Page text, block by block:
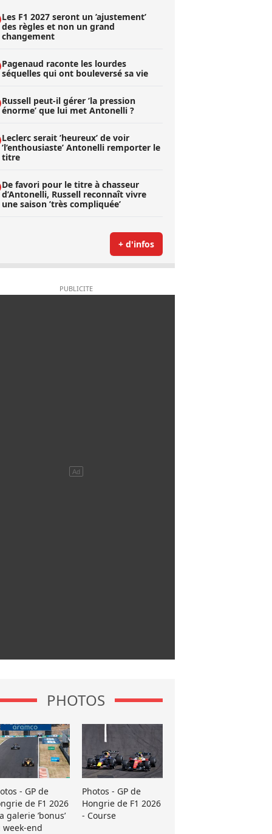
Les F1 2027 seront un ’ajustement’
des règles et non un grand
changement
Pagenaud raconte les lourdes
séquelles qui ont bouleversé sa vie
Russell peut-il gérer ’la pression
énorme’ que lui met Antonelli ?
Leclerc serait ’heureux’ de voir
’l’enthousiaste’ Antonelli remporter le
titre
De favori pour le titre à chasseur
d’Antonelli, Russell reconnaît vivre
une saison ’très compliquée’
+ d'infos
PHOTOS
- GP de
de F1 2026
galerie ’bonus’
week-end
Photos - GP de
Hongrie de F1 2026
- Course